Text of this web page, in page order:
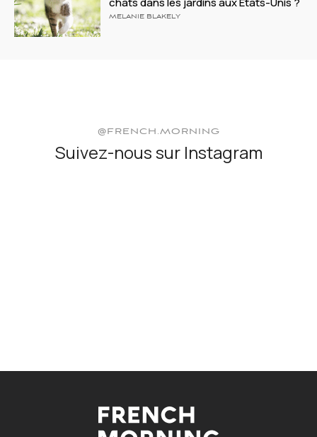
MELANIE BLAKELY
@FRENCH.MORNING
Suivez-nous sur Instagram